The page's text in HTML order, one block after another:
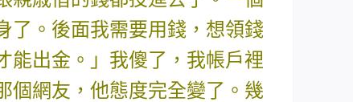
了。後面我需要用錢，想領錢
能出金。」我傻了，我帳戶裡
個網友，他態度完全變了。幾